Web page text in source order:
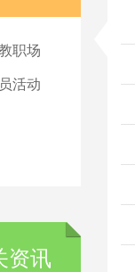
职场
活动
资讯